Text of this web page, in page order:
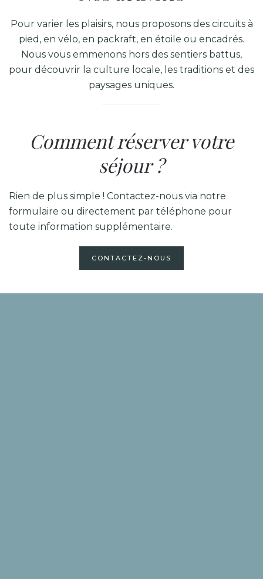
Pour varier les plaisirs, nous proposons des circuits à
pied, en vélo, en packraft, en étoile ou encadrés.
Nous vous emmenons hors des sentiers battus,
pour découvrir la culture locale, les traditions et des
paysages uniques.
Comment réserver votre
séjour ?
Rien de plus simple ! Contactez-nous via notre
formulaire ou directement par téléphone pour
toute information supplémentaire.
CONTACTEZ-NOUS